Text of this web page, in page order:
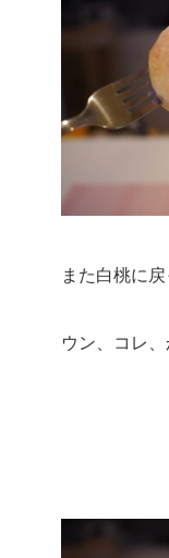
また白桃に戻
ウン、コレ